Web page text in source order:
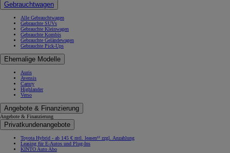
Gebrauchtwagen
Alle Gebrauchtwagen
Gebrauchte SUVs
Gebrauchte Kleinwagen
Gebrauchte Kombis
Gebrauchte Geländewagen
Gebrauchte Pick-Ups
Ehemalige Modelle
Auris
Avensis
Camry
Highlander
Verso
Angebote & Finanzierung
Angebote & Finanzierung
Privatkundenangebote
Toyota Hybrid - ab 145 € mtl. leasen¹² zzgl. Anzahlung
Leasing für E-Autos und Plug-Ins
KINTO Auto Abo